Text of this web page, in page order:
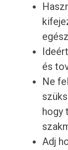
és
Ne
hogy
Adj